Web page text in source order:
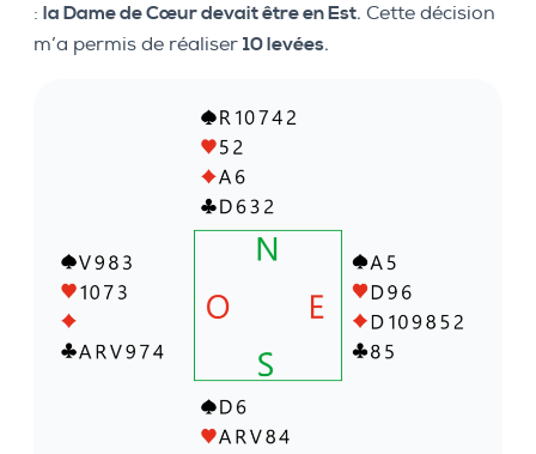
: la Dame de Cœur devait être en Est. Cette décision
m’a permis de réaliser 10 levées.